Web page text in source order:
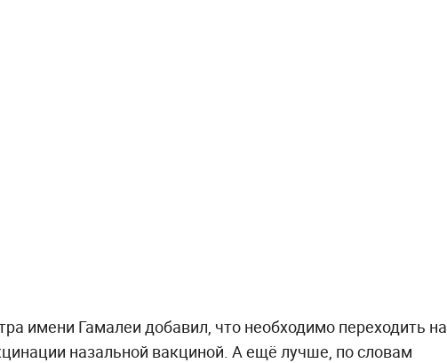
имени Гамалеи добавил, что необходимо переходить на
назальной вакциной. А ещё лучше, по словам